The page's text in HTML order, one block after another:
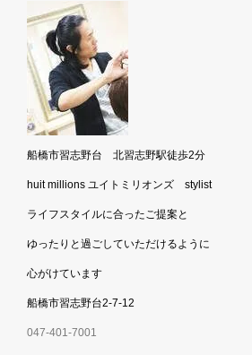
船橋市習志野台 北習志野駅徒歩2分
huit millions ユイトミリオンズ stylist
ライフスタイルに合ったご提案と
ゆったりと過ごしていただけるように
心がけています
船橋市習志野台2-7-12
047-401-7001